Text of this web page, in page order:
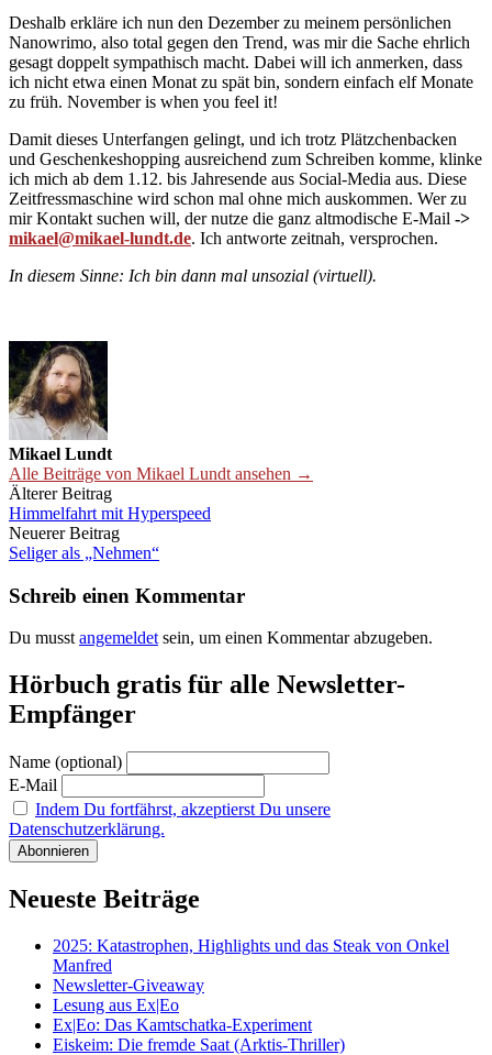
Deshalb erkläre ich nun den Dezember zu meinem persönlichen
Nanowrimo, also total gegen den Trend, was mir die Sache ehrlich
gesagt doppelt sympathisch macht. Dabei will ich anmerken, dass
ich nicht etwa einen Monat zu spät bin, sondern einfach elf Monate
zu früh. November is when you feel it!
Damit dieses Unterfangen gelingt, und ich trotz Plätzchenbacken
und Geschenkeshopping ausreichend zum Schreiben komme, klinke
ich mich ab dem 1.12. bis Jahresende aus Social-Media aus. Diese
Zeitfressmaschine wird schon mal ohne mich auskommen. Wer zu
mir Kontakt suchen will, der nutze die ganz altmodische E-Mail ->
mikael@mikael-lundt.de. Ich antworte zeitnah, versprochen.
In diesem Sinne: Ich bin dann mal unsozial (virtuell).
Mikael Lundt
Alle Beiträge von Mikael Lundt ansehen →
Beitrags-
Navigation
Älterer Beitrag
Himmelfahrt mit Hyperspeed
Neuerer Beitrag
Seliger als „Nehmen“
Schreib einen Kommentar
Du musst angemeldet sein, um einen Kommentar abzugeben.
Hörbuch gratis für alle Newsletter-
Empfänger
Name (optional)
E-Mail
Indem Du fortfährst, akzeptierst Du unsere
Datenschutzerklärung.
Neueste Beiträge
2025: Katastrophen, Highlights und das Steak von Onkel
Manfred
Newsletter-Giveaway
Lesung aus Ex|Eo
Ex|Eo: Das Kamtschatka-Experiment
Eiskeim: Die fremde Saat (Arktis-Thriller)